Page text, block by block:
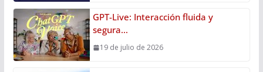
GPT-Live: Interacción fluida y
segura…
19 de julio de 2026